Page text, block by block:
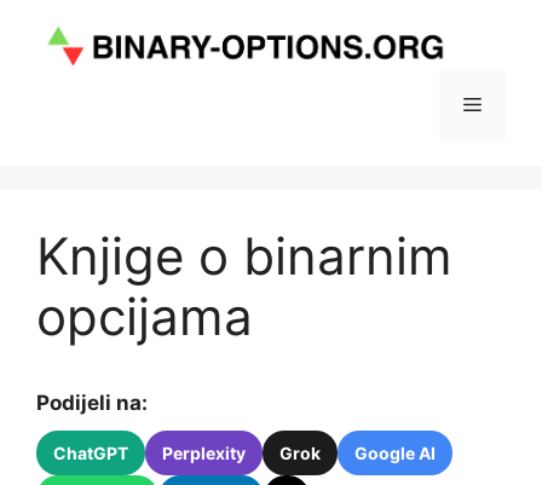
Knjige o binarnim
opcijama
Podijeli na:
ChatGPT Perplexity Grok Google AI